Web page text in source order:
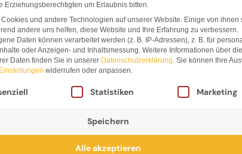
Mirko
1971 in Dresden, studierte Bohemistik
Erziehungsberechtigten um Erlaubnis bitten.
und andere Technologien auf unserer Website. Einige von ihnen
andere uns helfen, diese Website und Ihre Erfahrung zu verbessern.
Daten können verarbeitet werden (z. B. IP-Adressen), z. B. für
oder Anzeigen- und Inhaltsmessung. Weitere Informationen über die
Daten finden Sie in unserer Datenschutzerklärung. Sie können Ihre
Einstellungen widerrufen oder anpassen.
Liste der Service-Gruppen, für die eine
Statistiken Marketing
Speichern
Alle akzeptieren